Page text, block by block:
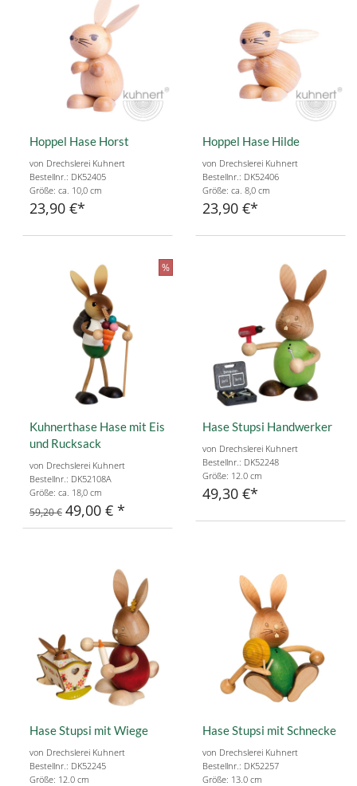
Hoppel Hase Horst
von Drechslerei Kuhnert
Bestellnr.: DK52405
Größe: ca. 10,0 cm
23,90 €
Hoppel Hase Hilde
von Drechslerei Kuhnert
Bestellnr.: DK52406
Größe: ca. 8,0 cm
23,90 €
%
Kuhnerthase Hase mit Eis
und Rucksack
von Drechslerei Kuhnert
Bestellnr.: DK52108A
Größe: ca. 18,0 cm
59,20 € 49,00 €
Hase Stupsi Handwerker
von Drechslerei Kuhnert
Bestellnr.: DK52248
Größe: 12.0 cm
49,30 €
Hase Stupsi mit Wiege
von Drechslerei Kuhnert
Bestellnr.: DK52245
Größe: 12.0 cm
Hase Stupsi mit Schnecke
von Drechslerei Kuhnert
Bestellnr.: DK52257
Größe: 13.0 cm